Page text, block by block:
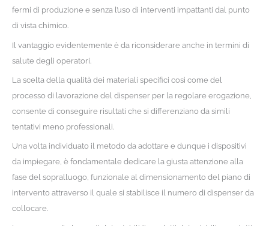
fermi di produzione e senza l’uso di interventi impattanti dal punto
di vista chimico.
Il vantaggio evidentemente è da riconsiderare anche in termini di
salute degli operatori.
Lascelta della qualità dei materiali specifici così come del
processo di lavorazione del dispenser per la regolare erogazione,
consente di conseguire risultati che si differenziano da simili
tentativi meno professionali.
Una volta individuato il metodo da adottare e dunque i dispositivi
da impiegare, è fondamentale dedicare la giusta attenzione alla
fase del sopralluogo, funzionale al dimensionamento del piano di
intervento attraverso il quale si stabilisce il numero di dispenser da
collocare.